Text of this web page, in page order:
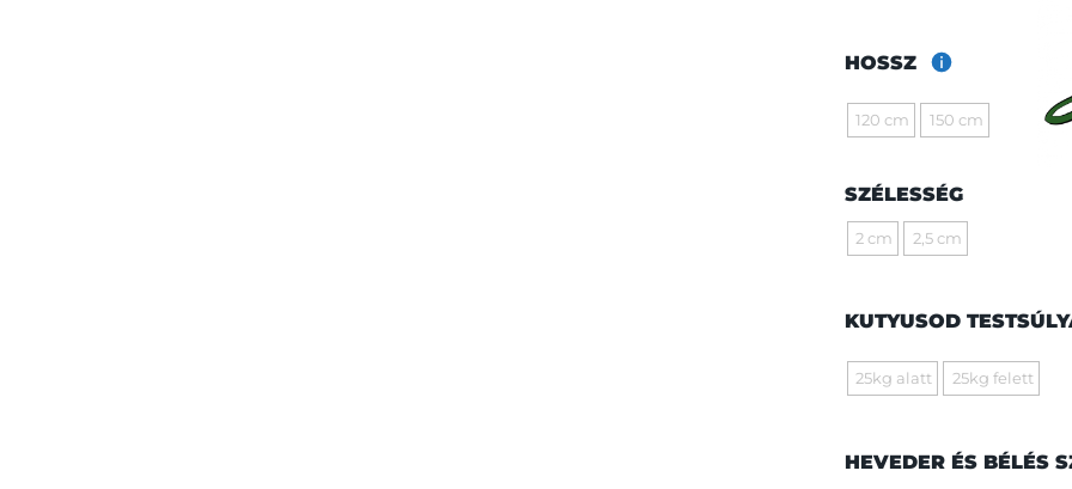
HOSSZ
120 cm 150 cm
SZÉLESSÉG
2 cm 2,5 cm
KUTYUSOD
25kg alatt 25kg felett
HEVEDER ÉS BÉLÉS